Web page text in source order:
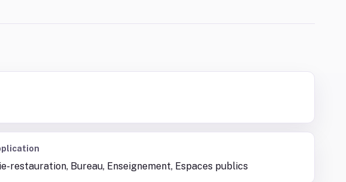
restauration, Bureau, Enseignement, Espaces publics